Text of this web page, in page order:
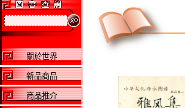
關於世界
新品商品
商品推介